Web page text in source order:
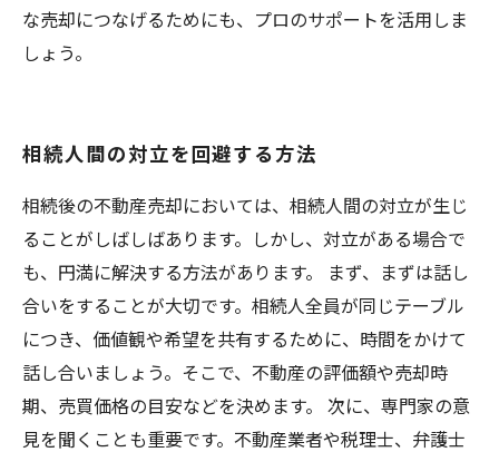
な売却につなげるためにも、プロのサポートを活用しま
しょう。
相続人間の対立を回避する方法
相続後の不動産売却においては、相続人間の対立が生じ
ることがしばしばあります。しかし、対立がある場合で
も、円満に解決する方法があります。 まず、まずは話し
合いをすることが大切です。相続人全員が同じテーブル
につき、価値観や希望を共有するために、時間をかけて
話し合いましょう。そこで、不動産の評価額や売却時
期、売買価格の目安などを決めます。 次に、専門家の意
見を聞くことも重要です。不動産業者や税理士、弁護士